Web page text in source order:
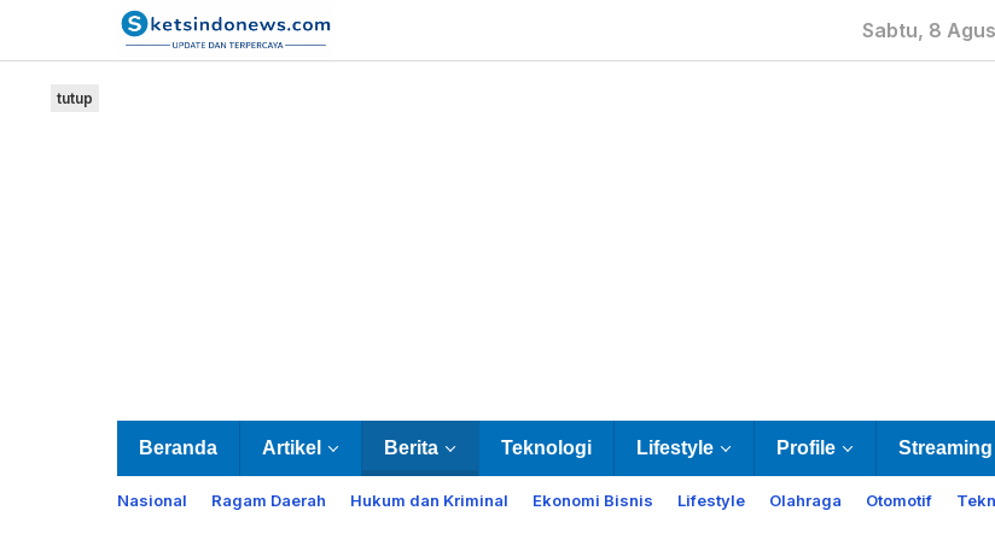
Sabtu, 8
Beranda Artikel Berita Teknologi Lifestyle Profile Streaming
Nasional Ragam Daerah Hukum dan Kriminal Ekonomi Bisnis Lifestyle Olahraga Otomotif
tutup